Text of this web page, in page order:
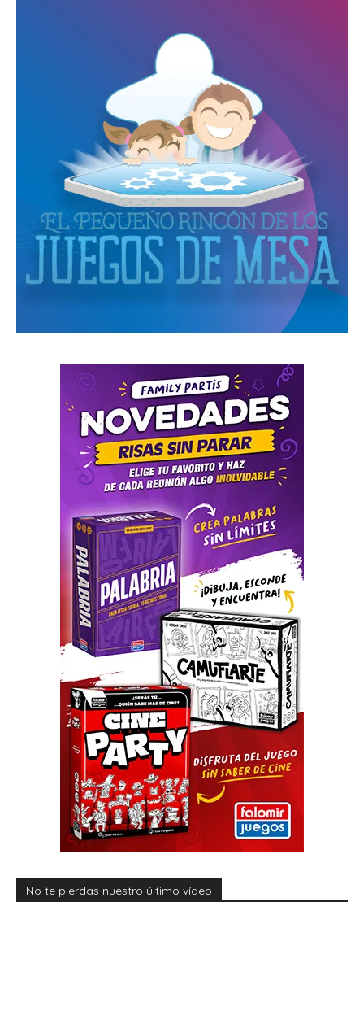
No te pierdas nuestro último vídeo